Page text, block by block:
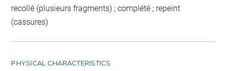
recollé (plusieurs fragments) ; complété ; repeint
(cassures)
PHYSICAL CHARACTERISTICS